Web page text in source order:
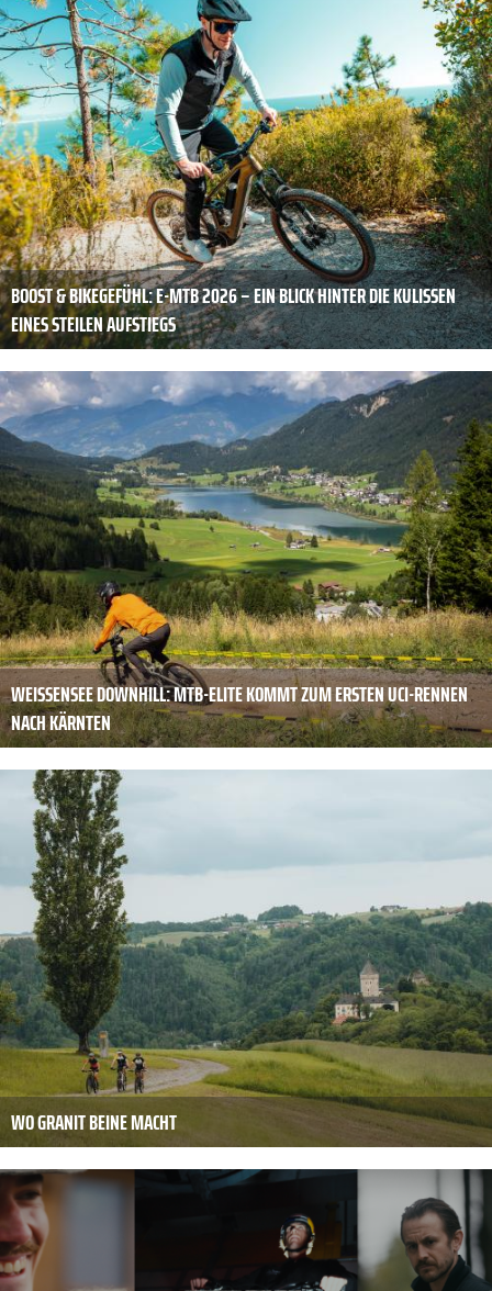
BOOST & BIKEGEFÜHL: E-MTB 2026 – EIN BLICK HINTER DIE KULISSEN
EINES STEILEN AUFSTIEGS
WEISSENSEE DOWNHILL: MTB-ELITE KOMMT ZUM ERSTEN UCI-RENNEN
NACH KÄRNTEN
WO GRANIT BEINE MACHT